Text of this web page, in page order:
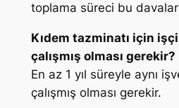
toplama süreci bu
Kıdem tazminatı için
çalışmış olması gerekir?
En az 1 yıl süreyle aynı
çalışmış olması gerekir.